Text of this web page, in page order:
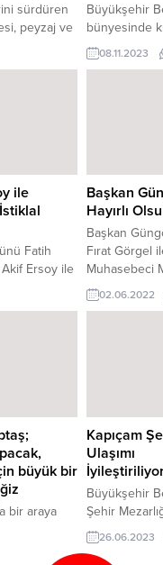
sürdüren
peyzaj ve
da
devam
millet
Büyükşehir
bünyesinde
farklı branş
yeni eğitim
Büyükşehir
dönemsel
buluşturduğu
ve Sanat
(KAMEK) yeni
başladı.
08.11.2023
ile
Fatih
Ersoy ile
Marşı’ adlı
Başkan
Hayırlı
Başkan
Fırat Görgel
Muhasebeci
Odası
yönetim
02.06.2022
büyük bir
bir araya
Kapıçam
Ulaşımı
Büyükşehir
Şehir
hayatını
mezarlarına
26.06.2023